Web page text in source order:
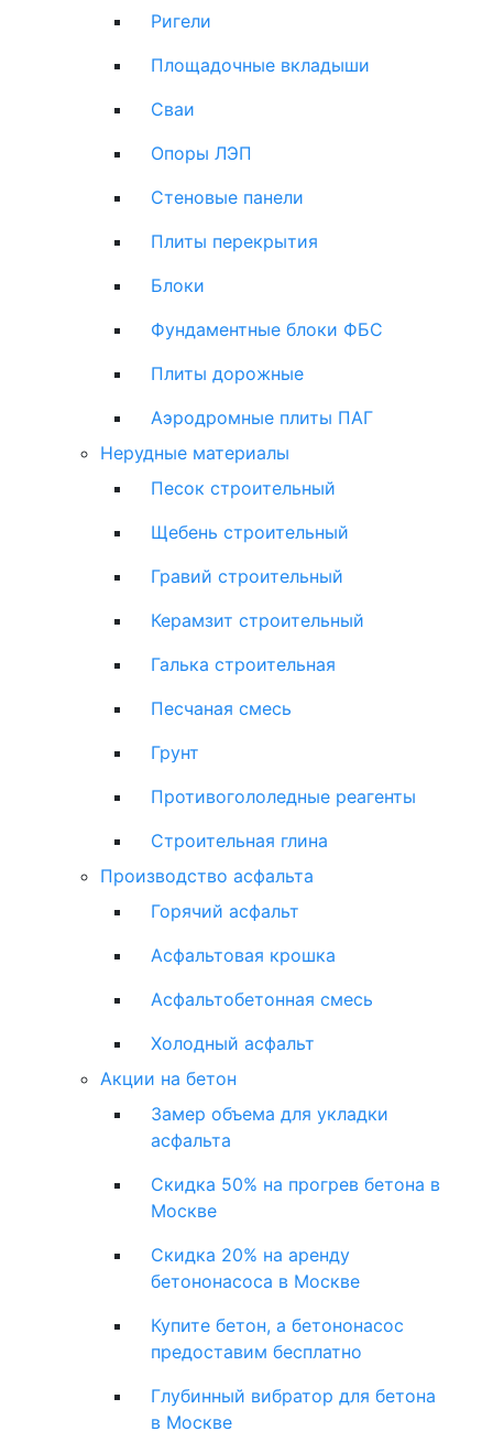
Ригели
Площадочные вкладыши
Сваи
Опоры ЛЭП
Стеновые панели
Плиты перекрытия
Блоки
Фундаментные блоки ФБС
Плиты дорожные
Аэродромные плиты ПАГ
Нерудные материалы
Песок строительный
Щебень строительный
Гравий строительный
Керамзит строительный
Галька строительная
Песчаная смесь
Грунт
Противогололедные реагенты
Строительная глина
Производство асфальта
Горячий асфальт
Асфальтовая крошка
Асфальтобетонная смесь
Холодный асфальт
Акции на бетон
Замер объема для укладки
асфальта
Скидка 50% на прогрев бетона в
Москве
Скидка 20% на аренду
бетононасоса в Москве
Купите бетон, а бетононасос
предоставим бесплатно
Глубинный вибратор для бетона
в Москве